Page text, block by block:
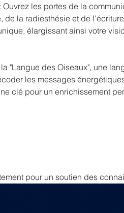
les portes de la
de la radiesthésie et de
élargissant ainsi votre
"Langue des Oiseaux", une
les messages
clé pour un enrichissement
pour un soutien des